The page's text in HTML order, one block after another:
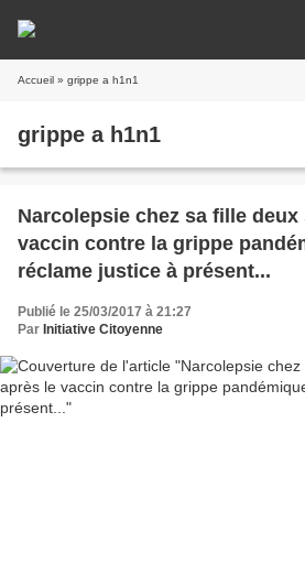
Accueil » grippe a h1n1
grippe a h1n1
Narcolepsie chez sa fille
vaccin contre la grippe
réclame justice à présent...
Publié le 25/03/2017 à 21:27
Par Initiative Citoyenne